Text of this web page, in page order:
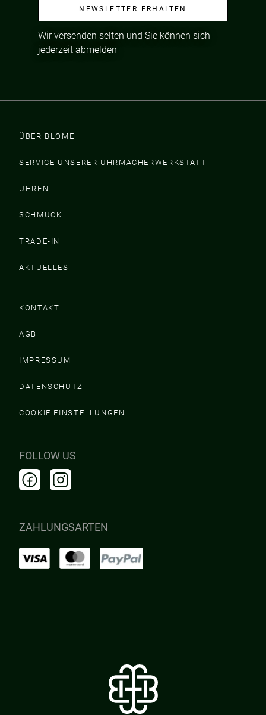
NEWSLETTER ERHALTEN
Wir versenden selten und Sie können sich
jederzeit abmelden
ÜBER BLOME
SERVICE UNSERER UHRMACHERWERKSTATT
UHREN
SCHMUCK
TRADE-IN
AKTUELLES
KONTAKT
AGB
IMPRESSUM
DATENSCHUTZ
COOKIE EINSTELLUNGEN
FOLLOW US
ZAHLUNGSARTEN